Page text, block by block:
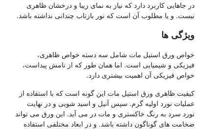
در جاهایی کاربرد دارد که نیاز به نمای زیبا و درخشان ظاهری
نیست. و یا مطلوب آن است که نور بازتاب چندانی نداشته باشد.
ویژگی ها
خواص ورق استیل مات شامل سه دسته خواص ظاهری،
فیزیکی و شیمیایی است. اما همان طور که از نامش پیداست،
خواص فیزیکی آن اهمیت بیشتری دارد.
کیفیت ظاهری ورق استیل مات این گونه است که با استفاده از
عملیات نورد اولیه گرم. سپس آنیل و اسید شویی و در نهایت
نورد سرد به رنگ خاکستری و مات در می آید. این ورق می تواند
ضخامت های گوناگون داشته باشد. و در ابعاد مختلفی استفاده